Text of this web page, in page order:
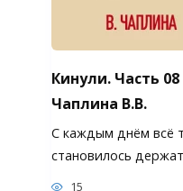
Кинули. Часть
Чаплина В.В.
С каждым днём всё
становилось
15